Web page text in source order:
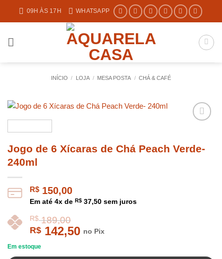
09H ÀS 17H WHATSAPP
INÍCIO / LOJA / MESA POSTA / CHÁ & CAFÉ
Jogo de 6 Xícaras de Chá Peach Verde-
240ml
R$ 150,00
Em até 4x de R$ 37,50 sem juros
R$ 142,50 no Pix
Em estoque